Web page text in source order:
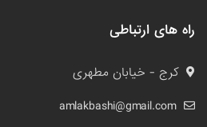
راه های ارتباطی
کرج - خیابان مطهری
amlakbashi@gmail.com